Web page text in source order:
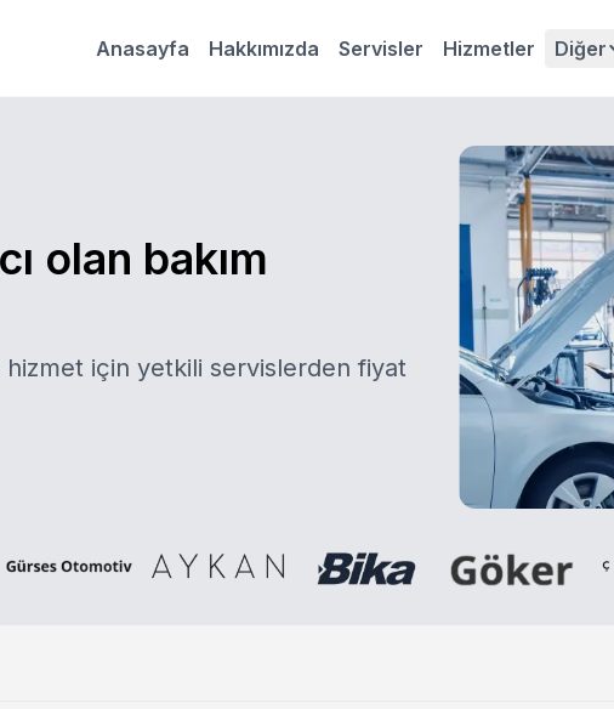
Anasayfa Hakkımızda Servisler Hizmetler Diğer
olan bakım
için yetkili servislerden fiyat